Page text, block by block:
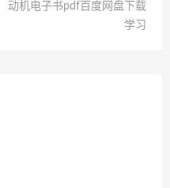
动机电子书pdf百度网盘下载
学习